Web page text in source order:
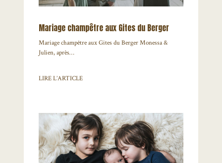
Mariage champêtre aux Gites du Berger
Mariage champêtre aux Gites du Berger Monessa &
Julien, après…
LIRE L’ARTICLE